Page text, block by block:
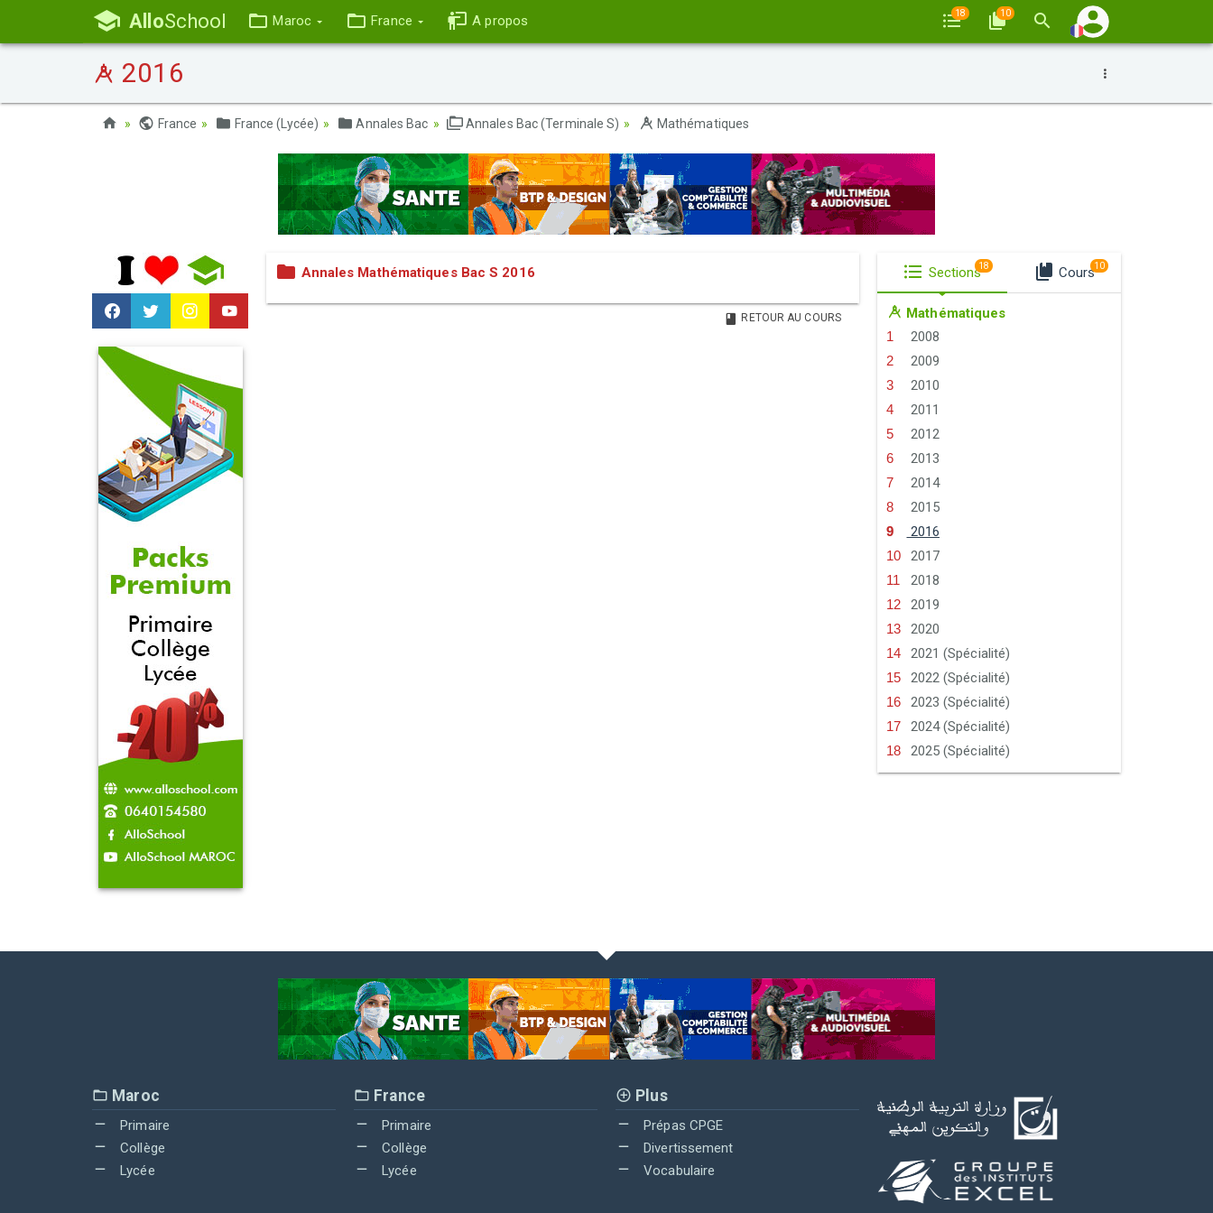
AlloSchool Maroc France A propos 18 10
2016
France France (Lycée) Annales Bac Annales Bac (Terminale S) Mathématiques
Annales Mathématiques Bac S 2016
RETOUR AU COURS
Sections18 Cours10
Mathématiques
2008
2009
2010
2011
2012
2013
2014
2015
2016
2017
2018
2019
2020
2021 (Spécialité)
2022 (Spécialité)
2023 (Spécialité)
2024 (Spécialité)
2025 (Spécialité)
Maroc
Primaire
Collège
Lycée
France
Primaire
Collège
Lycée
Plus
Prépas CPGE
Divertissement
Vocabulaire